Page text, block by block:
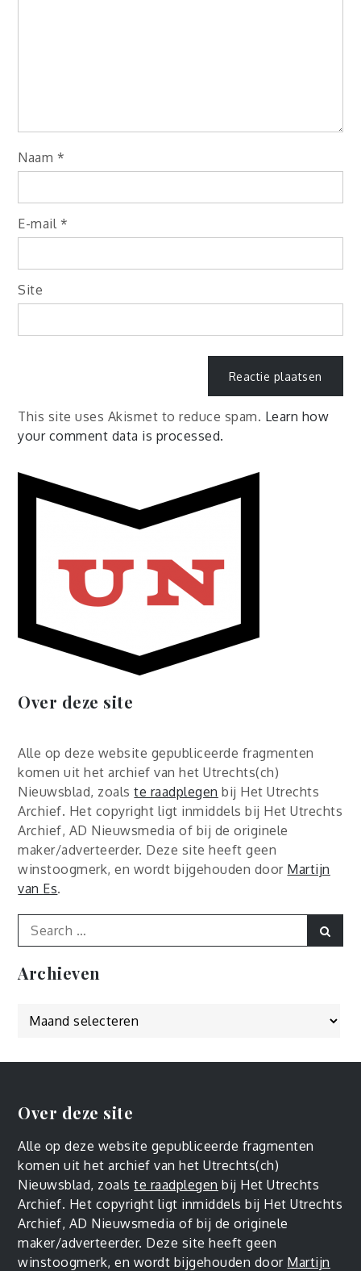
Naam *
E-mail *
Site
This site uses Akismet to reduce spam. Learn how
your comment data is processed.
Over deze site
Alle op deze website gepubliceerde fragmenten
komen uit het archief van het Utrechts(ch)
Nieuwsblad, zoalste raadplegen bij Het Utrechts
Archief. Het copyright ligt inmiddels bij Het Utrechts
Archief, AD Nieuwsmedia of bij de originele
maker/adverteerder. Deze site heeft geen
winstoogmerk, en wordt bijgehouden door Martijn
van Es.
Search
for:
Archieven
Over deze site
Alle op deze website gepubliceerde fragmenten
komen uit het archief van het Utrechts(ch)
Nieuwsblad, zoalste raadplegen bij Het Utrechts
Archief. Het copyright ligt inmiddels bij Het Utrechts
Archief, AD Nieuwsmedia of bij de originele
maker/adverteerder. Deze site heeft geen
winstoogmerk, en wordt bijgehouden door Martijn